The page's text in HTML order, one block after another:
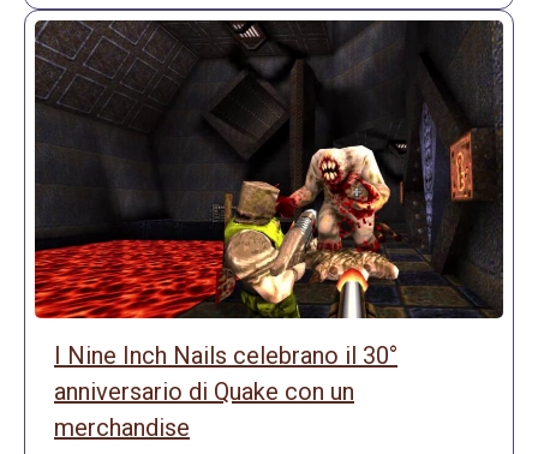
I Nine Inch Nails celebrano il 30°
anniversario di Quake con un
merchandise